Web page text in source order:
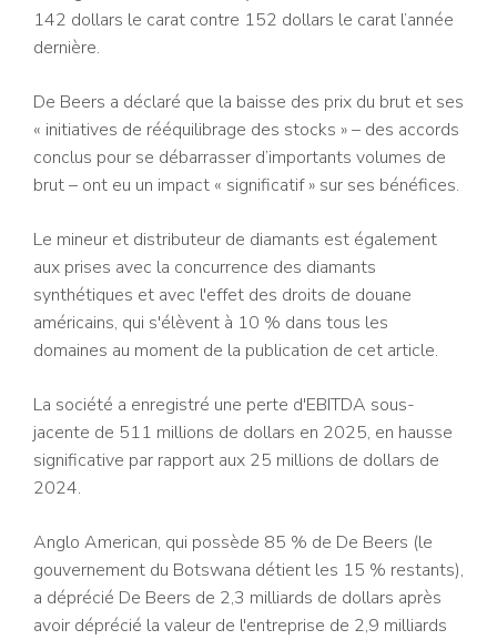
142 dollars le carat contre 152 dollars le carat l’année
dernière.
De Beers a déclaré que la baisse des prix du brut et ses
« initiatives de rééquilibrage des stocks » – des accords
conclus pour se débarrasser d’importants volumes de
brut – ont eu un impact « significatif » sur ses bénéfices.
Le mineur et distributeur de diamants est également
aux prises avec la concurrence des diamants
synthétiques et avec l'effet des droits de douane
américains, qui s'élèvent à 10 % dans tous les
domaines au moment de la publication de cet article.
La société a enregistré une perte d'EBITDA sous-
jacente de 511 millions de dollars en 2025, en hausse
significative par rapport aux 25 millions de dollars de
2024.
Anglo American, qui possède 85 % de De Beers (le
gouvernement du Botswana détient les 15 % restants),
a déprécié De Beers de 2,3 milliards de dollars après
avoir déprécié la valeur de l'entreprise de 2,9 milliards